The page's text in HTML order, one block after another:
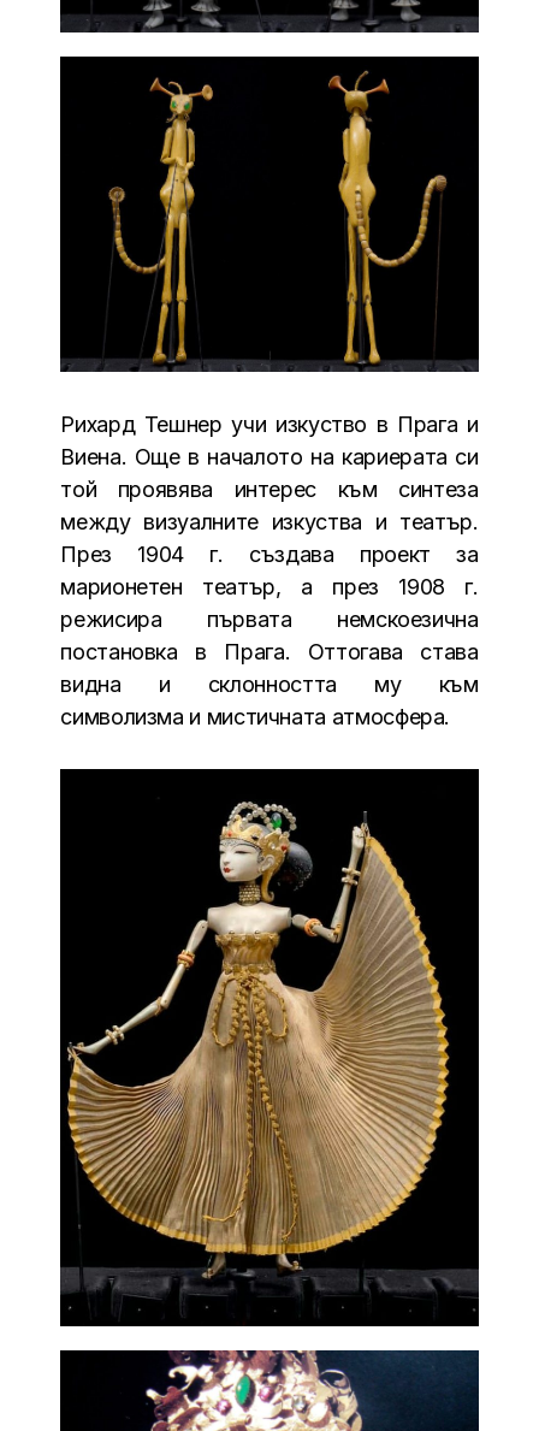
Рихард Тешнер учи изкуство в Прага и
Виена. Още в началото на кариерата си
той проявява интерес към синтеза
между визуалните изкуства и театър.
През 1904 г. създава проект за
марионетен театър, а през 1908 г.
режисира първата немскоезична
постановка в Прага. Оттогава става
видна и склонността му към
символизма и мистичната атмосфера.